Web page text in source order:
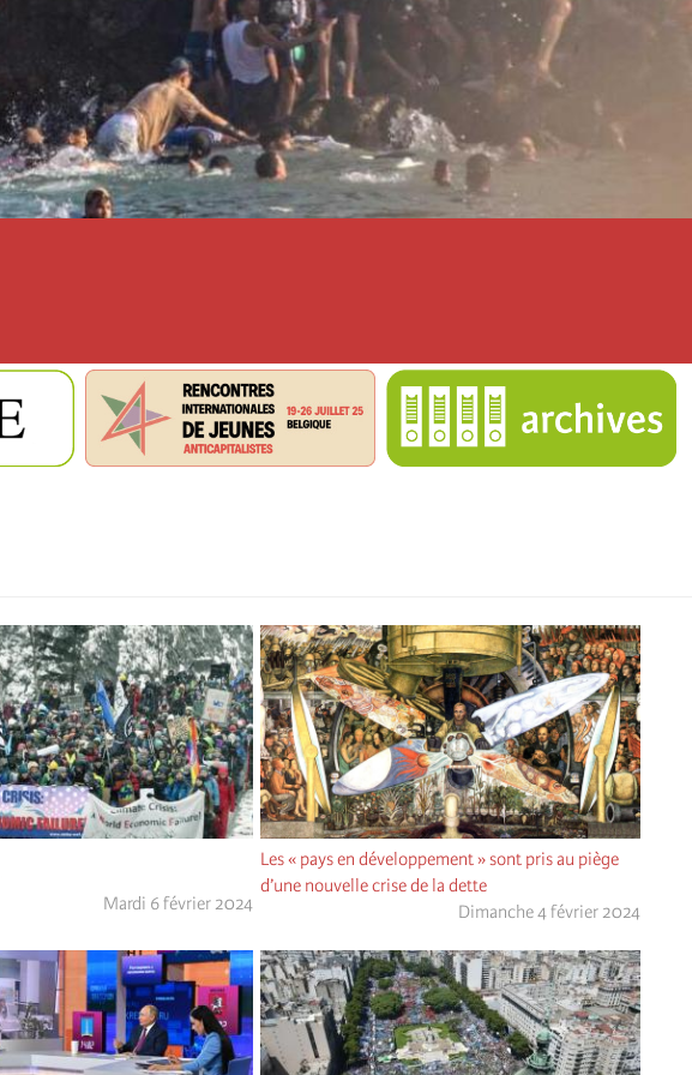
Mardi 6 février 2024
Les « pays en développement » sont pris au piège
d’une nouvelle crise de la dette
Dimanche 4 février 2024